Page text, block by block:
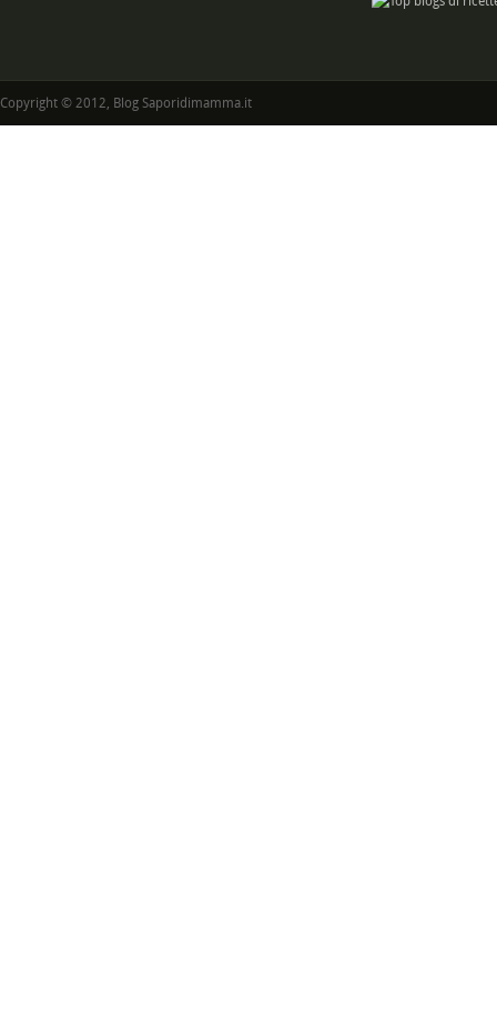
Copyright © 2012, Blog Saporidimamma.it